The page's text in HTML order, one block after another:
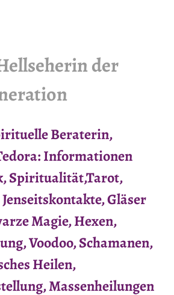
der
Beraterin,
Informationen
Spiritualität,Tarot,
Gläser
Magie, Hexen,
Voodoo, Schamanen,
Heilen,
Massenheilungen